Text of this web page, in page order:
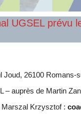
UGSEL prévu
Joud, 26100 Romans-
– auprès de Martin
Krzysztof :